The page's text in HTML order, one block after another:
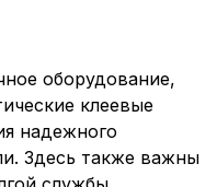
оборудование,
клеевые
надежного
Здесь также важны